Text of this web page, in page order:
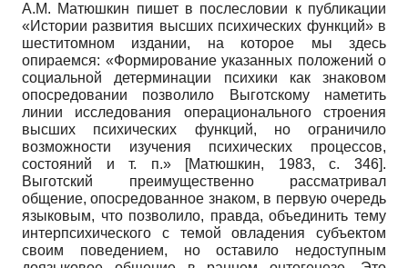
А.М. Матюшкин пишет в послесловии к публикации
«Истории развития высших психических функций» в
шеститомном издании, на которое мы здесь
опираемся: «Формирование указанных положений о
социальной детерминации психики как знаковом
опосредовании позволило Выготскому наметить
линии исследования операционального строения
высших психических функций, но ограничило
возможности изучения психических процессов,
состояний и т. п.»
[Матюшкин, 1983, с. 346].
Выготский преимущественно рассматривал
общение, опосредованное знаком, в первую очередь
языковым, что позволило, правда, объединить тему
ин­терпсихического с темой овладения субъектом
своим поведением, но оставило недоступным